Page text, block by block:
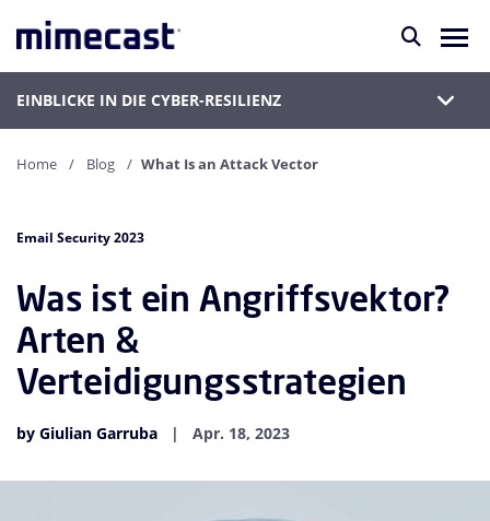
EINBLICKE IN DIE CYBER-RESILIENZ
Home Blog What Is an Attack Vector
Email Security 2023
Was ist ein Angriffsvektor?
Arten &
Verteidigungsstrategien
by Giulian Garruba Apr. 18, 2023